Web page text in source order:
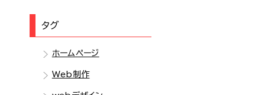
タグ
ホームページ
Web制作